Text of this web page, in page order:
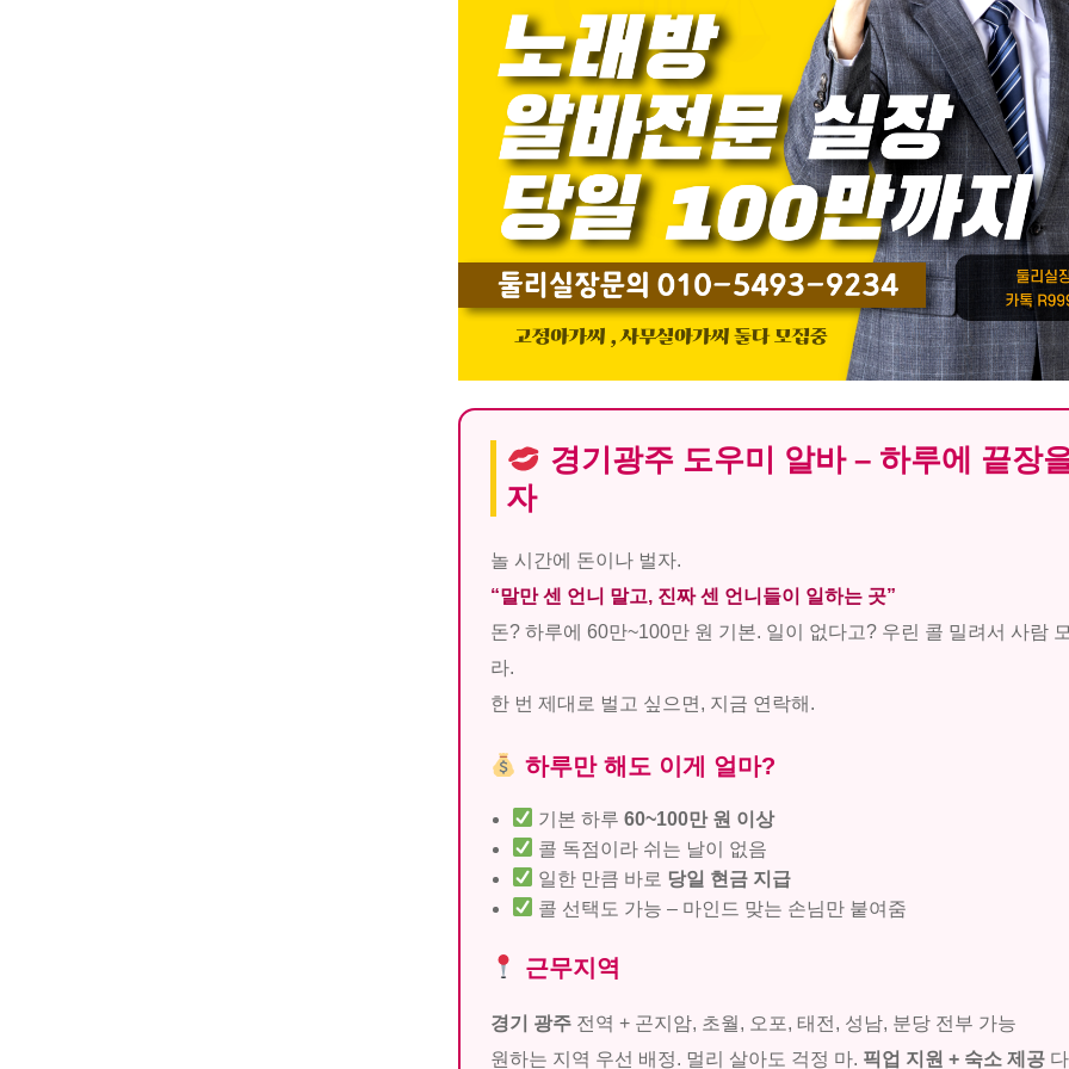
경기광주 도우미 알바 – 하루에 끝장
자
놀 시간에 돈이나 벌자.
“말만 센 언니 말고, 진짜 센 언니들이 일하는 곳”
돈? 하루에 60만~100만 원 기본. 일이 없다고? 우린 콜 밀려서 사람
라.
한 번 제대로 벌고 싶으면, 지금 연락해.
하루만 해도 이게 얼마?
기본 하루60~100만 원 이상
콜 독점이라 쉬는 날이 없음
일한 만큼 바로 당일 현금 지급
콜 선택도 가능 – 마인드 맞는 손님만 붙여줌
근무지역
경기 광주 전역 + 곤지암, 초월, 오포, 태전, 성남, 분당 전부 가능
원하는 지역 우선 배정. 멀리 살아도 걱정 마. 픽업 지원 + 숙소 제공